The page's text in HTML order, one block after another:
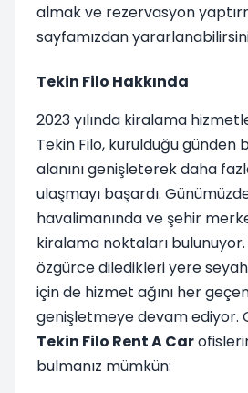
almak ve rezervasyon
sayfamızdan
Tekin Filo Hakkında
2023 yılında kiralama
Tekin Filo, kurulduğu günden
alanını genişleterek daha
ulaşmayı başardı.
havalimanında ve şehir
kiralama noktaları
özgürce diledikleri yere
için de hizmet ağını her
genişletmeye devam ediyor.
Tekin Filo Rent A Car
bulmanız mümkün: